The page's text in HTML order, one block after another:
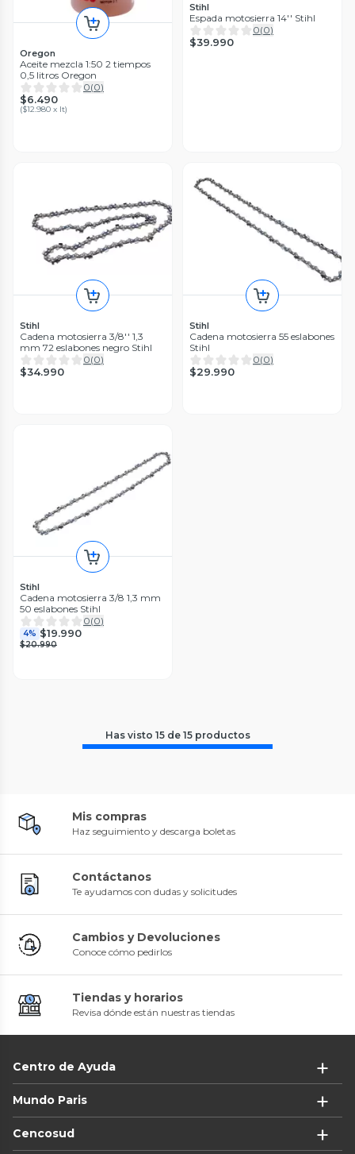
Oregon
Aceite mezcla 1:50 2 tiempos
0,5 litros Oregon
0(0)
$6.490
($12.980 x lt)
Stihl
Espada motosierra 14'' Stihl
0(0)
$39.990
Stihl
Cadena motosierra 3/8'' 1,3
mm 72 eslabones negro Stihl
0(0)
$34.990
Stihl
Cadena motosierra 55 eslabones
Stihl
0(0)
$29.990
Stihl
Cadena motosierra 3/8 1,3 mm
50 eslabones Stihl
0(0)
4% $19.990
$20.990
Has visto 15de 15 productos
Mis compras
Haz seguimiento y descarga boletas
Contáctanos
Te ayudamos con dudas y solicitudes
Cambios y Devoluciones
Conoce cómo pedirlos
Tiendas y horarios
Revisa dónde están nuestras tiendas
Centro de Ayuda
Mundo Paris
Cencosud